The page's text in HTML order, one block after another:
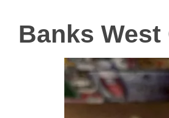
Banks West